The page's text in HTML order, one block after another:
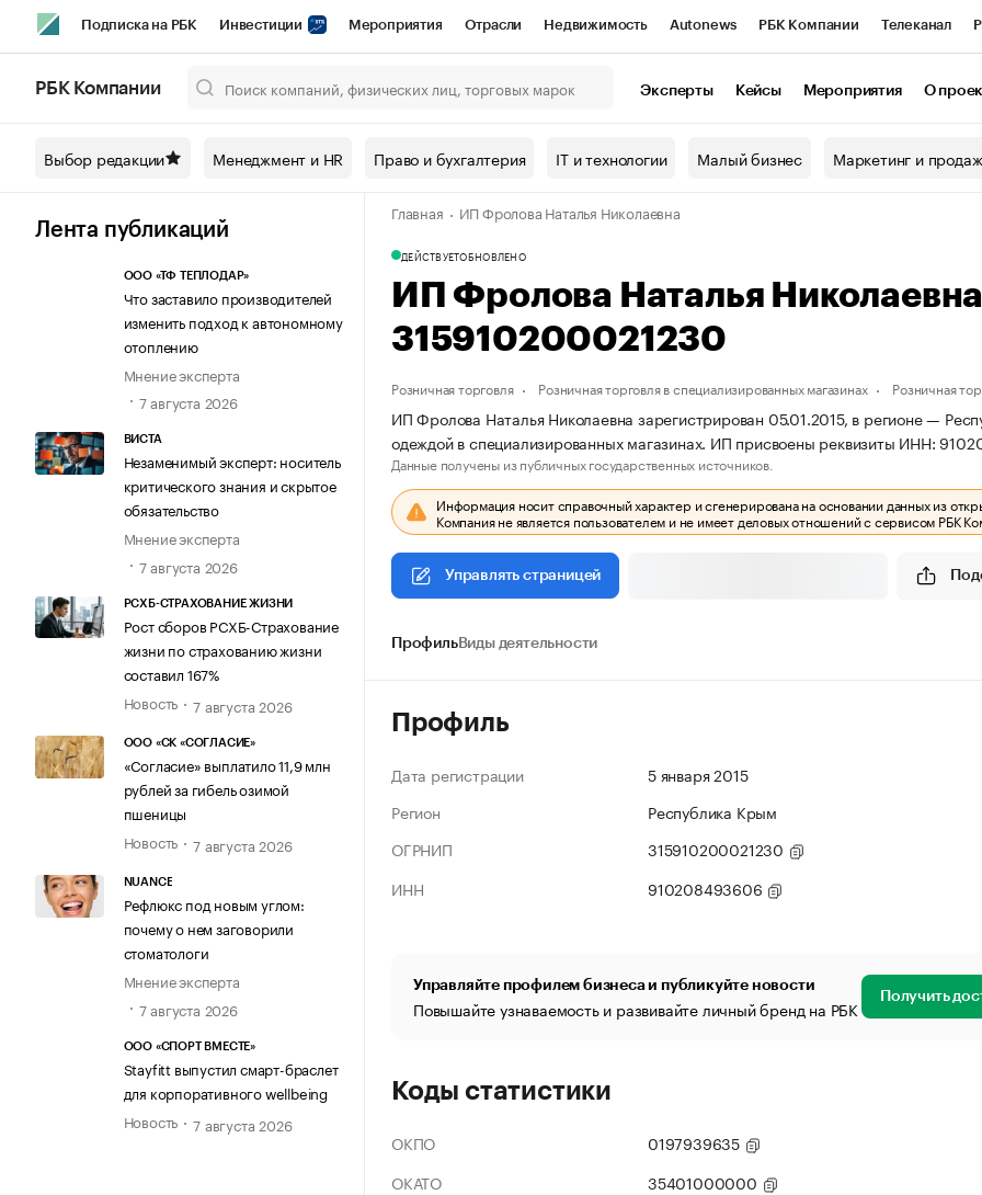
Подписка на РБК Инвестиции Мероприятия Отрасли Недвижимость Autonews РБК Компании Телеканал
Спецпроекты СПб Конференции СПб Спецпроекты Проверка контрагентов
Технологии и медиа Рынок наличной валюты
РБК Компании Эксперты Кейсы Мероприятия О
Выбор редакции Менеджмент и HR Право и бухгалтерия IT и технологии Малый бизнес Маркетинг и
Лента публикаций
ООО «ТФ ТЕПЛОДАР»
Что заставило производителей
изменить подход к автономному
отоплению
Мнение эксперта
7 августа 2026
ВИСТА
Незаменимый эксперт: носитель
критического знания и скрытое
обязательство
Мнение эксперта
7 августа 2026
РСХБ-СТРАХОВАНИЕ ЖИЗНИ
Рост сборов РСХБ-Страхование
жизни по страхованию жизни
составил 167%
Новость
7 августа 2026
ООО «СК «СОГЛАСИЕ»
«Согласие» выплатило 11,9 млн
рублей за гибель озимой
пшеницы
Новость
7 августа 2026
NUANCE
Рефлюкс под новым углом:
почему о нем заговорили
стоматологи
Мнение эксперта
7 августа 2026
ООО «СПОРТ ВМЕСТЕ»
Stayfitt выпустил смарт-браслет
для корпоративного wellbeing
Новость
7 августа 2026
Главная ИП Фролова Наталья Николаевна
ДЕЙСТВУЕТОБНОВЛЕНО
ИП Фролова Наталья
315910200021230
Розничная торговля Розничная торговля в специализированных магазинах Розничная
ИП Фролова Наталья Николаевна зарегистрирован 05.01.2015, в регионе —
одеждой в специализированных магазинах. ИП присвоены реквизиты ИНН:
Данные получены из публичных государственных источников.
Информация носит справочный характер и сгенерирована на основании данных из
Компания не является пользователем и не имеет деловых отношений с сервисом РБК
Управлять страницей
ПрофильВиды деятельности
Профиль
Дата регистрации
5 января 2015
Регион
Республика Крым
ОГРНИП
315910200021230
ИНН
910208493606
Управляйте профилем бизнеса и публикуйте новости
Повышайте узнаваемость и развивайте личный бренд на РБК Получить
Коды статистики
ОКПО
0197939635
ОКАТО
35401000000